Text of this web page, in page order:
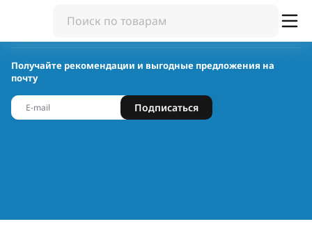
Получайте рекомендации и выгодные предложения на
почту
Подписаться